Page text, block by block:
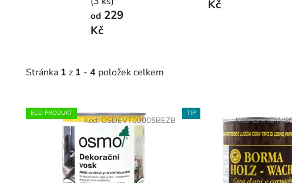
od 229
Kč
Kč
Stránka 1 z 1 - 4 položek celkem
V
ý
ECO PRODUKT
Kód:OSDEVT00005BEZB
TIP
Kód: